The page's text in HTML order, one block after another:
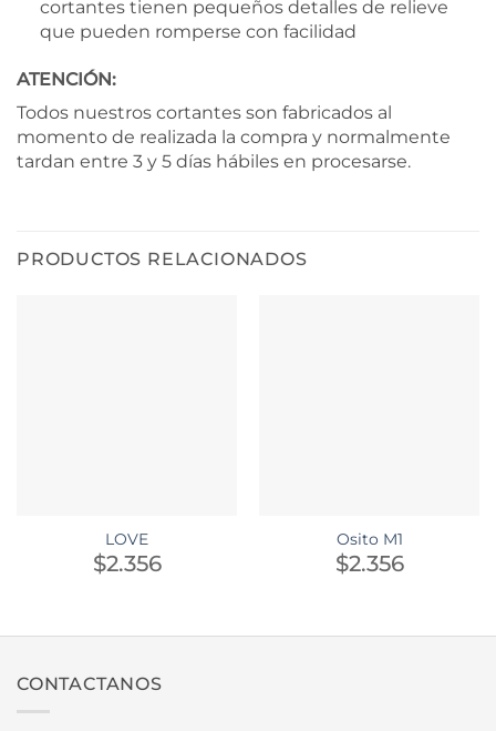
cortantes tienen pequeños detalles de relieve
que pueden romperse con facilidad
ATENCIÓN:
Todos nuestros cortantes son fabricados al
momento de realizada la compra y normalmente
tardan entre 3 y 5 días hábiles en procesarse.
PRODUCTOS RELACIONADOS
LOVE
$2.356
Osito M1
$2.356
CONTACTANOS